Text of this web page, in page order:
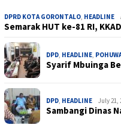
DPRD KOTA GORONTALO, HEADLINE
Semarak HUT ke-81 RI,
DPD, HEADLINE,
Syarif Mbuinga
DPD, HEADLINE July 21,
Sambangi Dinas